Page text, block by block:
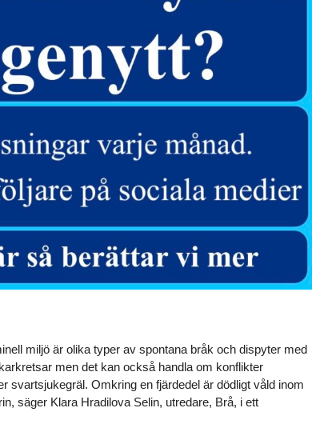
miljö är olika typer av spontana bråk och dispyter med
men det kan också handla om konflikter
svartsjukegräl. Omkring en fjärdedel är dödligt våld inom
säger Klara Hradilova Selin, utredare, Brå, i ett